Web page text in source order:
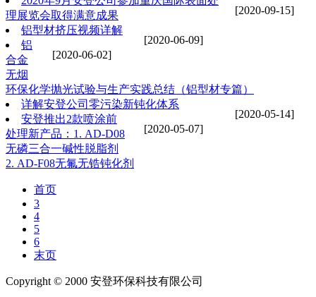
[2020-09-15]
理展览会取得满意成果
[2020-06-09]
铝型材挤压视频详解
[2020-06-02]
铝
合金
无烟
环保化学抛光试验与生产实践总结（铝型材专篇）
[2020-05-14]
详解安登公司零污染新钝化体系
[2020-05-07]
安登推出2款喷涂前
处理新产品：1. AD-D08
无磷三合一碱性脱脂剂
2. AD-F08无氟无锆钝化剂
首页
3
4
5
6
末页
Copyright © 2000 安登环保科技有限公司